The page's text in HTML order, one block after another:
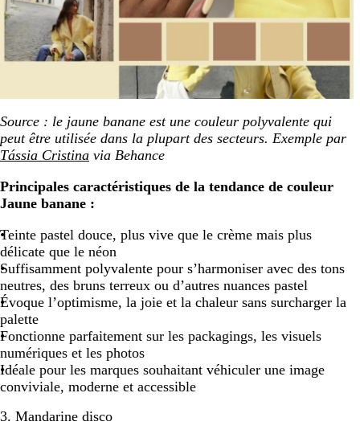
Source : le jaune banane est une couleur polyvalente qui
peut être utilisée dans la plupart des secteurs. Exemple par
Tássia Cristina via Behance
Principales caractéristiques de la tendance de couleur
Jaune banane :
Teinte pastel douce, plus vive que le crème mais plus
délicate que le néon
Suffisamment polyvalente pour s’harmoniser avec des tons
neutres, des bruns terreux ou d’autres nuances pastel
Évoque l’optimisme, la joie et la chaleur sans surcharger la
palette
Fonctionne parfaitement sur les packagings, les visuels
numériques et les photos
Idéale pour les marques souhaitant véhiculer une image
conviviale, moderne et accessible
3. Mandarine disco